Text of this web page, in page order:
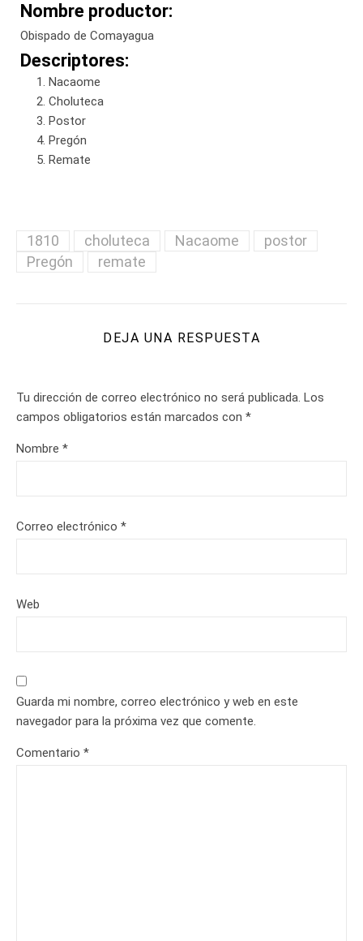
Nombre productor:
Obispado de Comayagua
Descriptores:
Nacaome
Choluteca
Postor
Pregón
Remate
1810 choluteca Nacaome
postor
Pregón
remate
DEJA UNA RESPUESTA
Tu dirección de correo electrónico no será publicada. Los
campos obligatorios están marcados con *
Nombre *
Correo electrónico *
Web
Guarda mi nombre, correo electrónico y web en este
navegador para la próxima vez que comente.
Comentario *